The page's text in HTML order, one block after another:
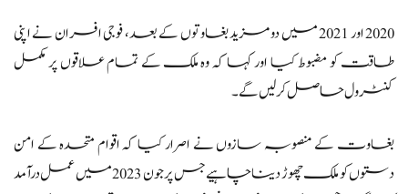
2020 اور 2021 میں دو مزید بغاوتوں کے بعد، فوجی افسران نے اپنی
طاقت کو مضبوط کیا اور کہا کہ وہ ملک کے تمام علاقوں پر مکمل
کنٹرول حاصل کر لیں گے۔
بغاوت کے منصوبہ سازوں نے اصرار کیا کہ اقوام متحدہ کے امن
دستوں کو ملک چھوڑ دینا چاہیے جس پر جون 2023 میں عمل درآمد